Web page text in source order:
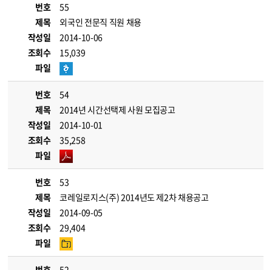
번호
55
제목
외국인 전문직 직원 채용
작성일
2014-10-06
조회수
15,039
파일
번호
54
제목
2014년 시간선택제 사원 모집공고
작성일
2014-10-01
조회수
35,258
파일
번호
53
제목
코레일로지스(주) 2014년도 제2차 채용공고
작성일
2014-09-05
조회수
29,404
파일